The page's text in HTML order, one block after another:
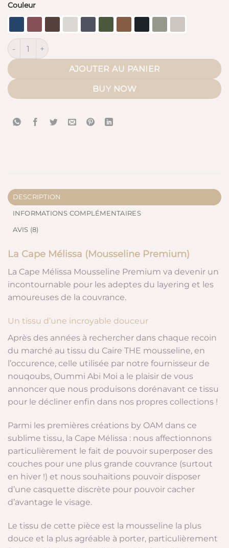
Couleur
quantité de Cape Mélissa Mousseline Premium
AJOUTER AU PANIER
BUY NOW
DESCRIPTION
INFORMATIONS COMPLÉMENTAIRES
AVIS (8)
La Cape Mélissa (Mousseline Premium)
La Cape Mélissa Mousseline Premium va devenir un
incontournable pour les adeptes du layering et les
amoureuses de la couvrance.
Un tissu d’une incroyable douceur
Après des années à rechercher dans chaque recoin
du marché au tissu du Caire THE mousseline, en
l’occurence, celle utilisée par notre fournisseur de
nouqoubs, Oummi Abi Moi a le plaisir de vous
annoncer que nous produisons dorénavant ce tissu
pour le décliner enfin dans nos propres collections !
Parmi les premières créations by OAM dans ce
sublime tissu, la Cape Mélissa : nous affectionnons
particulièrement le fait de pouvoir superposer des
couches pour une plus grande couvrance (surtout
en hiver !) et nous souhaitions pouvoir disposer
d’une casquette discrète pour pouvoir cacher
d’avantage le visage.
Le tissu de cette pièce est la mousseline la plus
douce et la plus agréable à porter, particulièrement